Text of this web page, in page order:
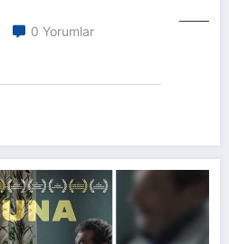
0 Yorumlar